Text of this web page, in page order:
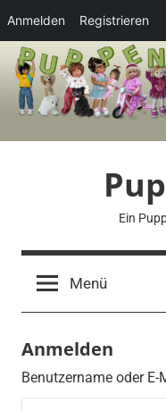
Anmelden Registrieren
Zum
Inhalt
springen
Ein
Menü
Anmelden
Benutzername oder E-